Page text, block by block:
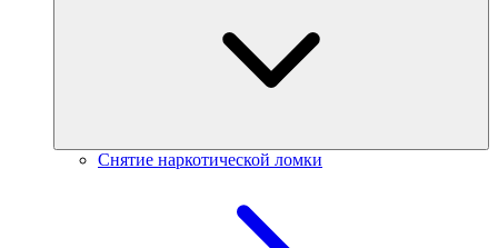
Снятие наркотической ломки